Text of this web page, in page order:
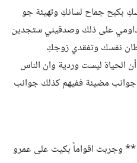
بكبح جماح لسانكِ وتهيئة جو
على ذلك وصدقيني ستجدين
نفسك وتفقدي زوجكِ
الحياة ليست وردية وان الناس
جوانب مضيئة ففيهم كذلك جوانب
** وجربت اقواماً بكيت على عمرو